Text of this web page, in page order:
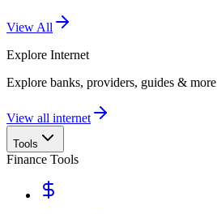
View All
Explore Internet
Explore banks, providers, guides & more
View all internet
Tools
Finance Tools